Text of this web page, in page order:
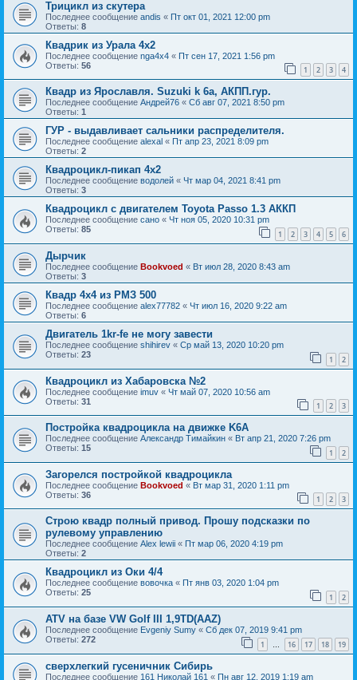
Трицикл из скутера
Последнее сообщение andis « Пт окт 01, 2021 12:00 pm
Ответы: 8
Квадрик из Урала 4х2
Последнее сообщение nga4x4 « Пт сен 17, 2021 1:56 pm
Ответы: 56 1 2 3 4
Квадр из Ярославля. Suzuki k 6a, АКПП.гур.
Последнее сообщение Андрей76 « Сб авг 07, 2021 8:50 pm
Ответы: 1
ГУР - выдавливает сальники распределителя.
Последнее сообщение alexal « Пт апр 23, 2021 8:09 pm
Ответы: 2
Квадроцикл-пикап 4х2
Последнее сообщение водолей « Чт мар 04, 2021 8:41 pm
Ответы: 3
Квадроцикл с двигателем Toyota Passo 1.3 АККП
Последнее сообщение сано « Чт ноя 05, 2020 10:31 pm
Ответы: 85 1 2 3 4 5 6
Дырчик
Последнее сообщение Bookvoed « Вт июл 28, 2020 8:43 am
Ответы: 3
Квадр 4х4 из РМЗ 500
Последнее сообщение alex77782 « Чт июл 16, 2020 9:22 am
Ответы: 6
Двигатель 1kr-fe не могу завести
Последнее сообщение shihirev « Ср май 13, 2020 10:20 pm
Ответы: 23 1 2
Квадроцикл из Хабаровска №2
Последнее сообщение imuv « Чт май 07, 2020 10:56 am
Ответы: 31 1 2 3
Постройка квадроцикла на движке K6A
Последнее сообщение Александр Тимайкин « Вт апр 21, 2020 7:26 pm
Ответы: 15 1 2
Загорелся постройкой квадроцикла
Последнее сообщение Bookvoed « Вт мар 31, 2020 1:11 pm
Ответы: 36 1 2 3
Строю квадр полный привод. Прошу подсказки по
рулевому управлению
Последнее сообщение Alex lewii « Пт мар 06, 2020 4:19 pm
Ответы: 2
Квадроцикл из Оки 4/4
Последнее сообщение вовочка « Пт янв 03, 2020 1:04 pm
Ответы: 25 1 2
ATV на базе VW Golf III 1,9TD(AAZ)
Последнее сообщение Evgeniy Sumy « Сб дек 07, 2019 9:41 pm
Ответы: 272 1 … 16 17 18 19
сверхлегкий гусеничник Сибирь
Последнее сообщение 161 Николай 161 « Пн авг 12, 2019 1:19 am